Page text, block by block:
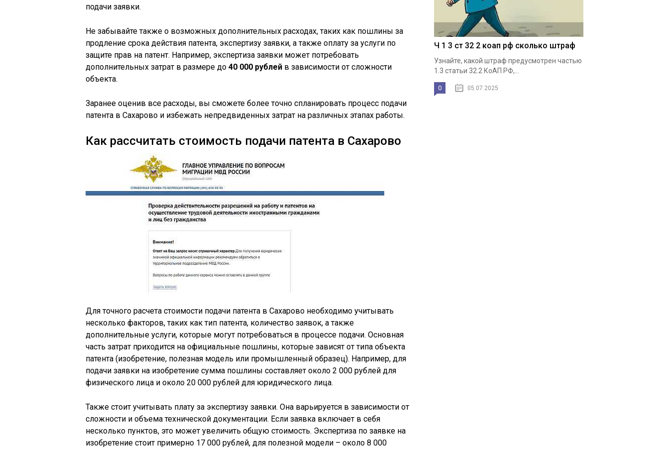
подачи заявки.
Не забывайте также о возможных дополнительных расходах, таких как пошлины за
продление срока действия патента, экспертизу заявки, а также оплату за услуги по
защите прав на патент. Например, экспертиза заявки может потребовать
дополнительных затрат в размере до 40 000 рублей в зависимости от сложности
объекта.
Заранее оценив все расходы, вы сможете более точно спланировать процесс подачи
патента в Сахарово и избежать непредвиденных затрат на различных этапах работы.
Как рассчитать стоимость подачи патента в Сахарово
Для точного расчета стоимости подачи патента в Сахарово необходимо учитывать
несколько факторов, таких как тип патента, количество заявок, а также
дополнительные услуги, которые могут потребоваться в процессе подачи. Основная
часть затрат приходится на официальные пошлины, которые зависят от типа объекта
патента (изобретение, полезная модель или промышленный образец). Например, для
подачи заявки на изобретение сумма пошлины составляет около 2 000 рублей для
физического лица и около 20 000 рублей для юридического лица.
Также стоит учитывать плату за экспертизу заявки. Она варьируется в зависимости от
сложности и объема технической документации. Если заявка включает в себя
несколько пунктов, это может увеличить общую стоимость. Экспертиза по заявке на
изобретение стоит примерно 17 000 рублей, для полезной модели – около 8 000
Ч 1 3 ст 32 2 коап рф сколько штраф
Узнайте, какой штраф предусмотрен частью
1.3 статьи 32.2 КоАП РФ,...
0 05.07.2025